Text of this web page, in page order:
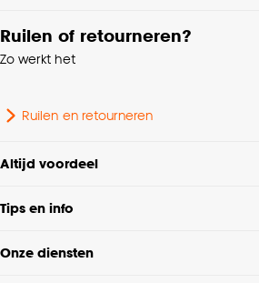
Ruilen of retourneren?
Zo werkt het
Ruilen en retourneren
Altijd voordeel
Tips en info
Onze diensten